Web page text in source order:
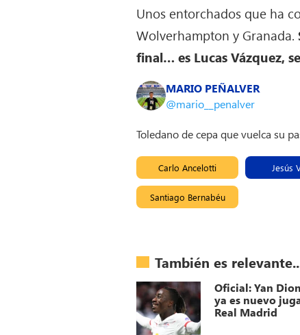
Unos entorchados que ha
Wolverhampton y Granada.
final… es Lucas Vázquez,
MARIO PEÑALVER
@mario__penalver
Toledano de cepa que vuelca su
Carlo Ancelotti Jesús
Santiago Bernabéu
También es
Oficial: Yan
ya es nuevo
Real Madrid